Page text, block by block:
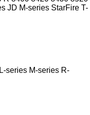
JD M-series StarFire T-
L-series M-series R-